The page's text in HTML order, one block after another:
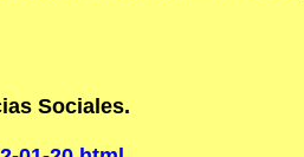
Sociales.